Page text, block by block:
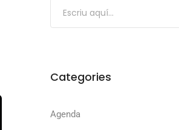
Categories
Agenda